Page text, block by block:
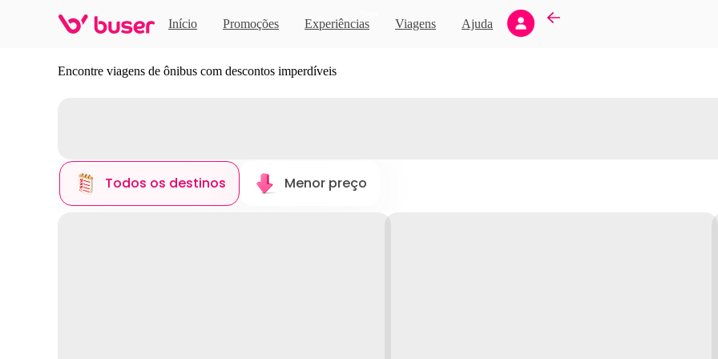
Início Promoções Experiências Viagens Ajuda
Descubra novos destinos
Encontre viagens de ônibus com descontos imperdíveis
Todos os destinos Menor preço